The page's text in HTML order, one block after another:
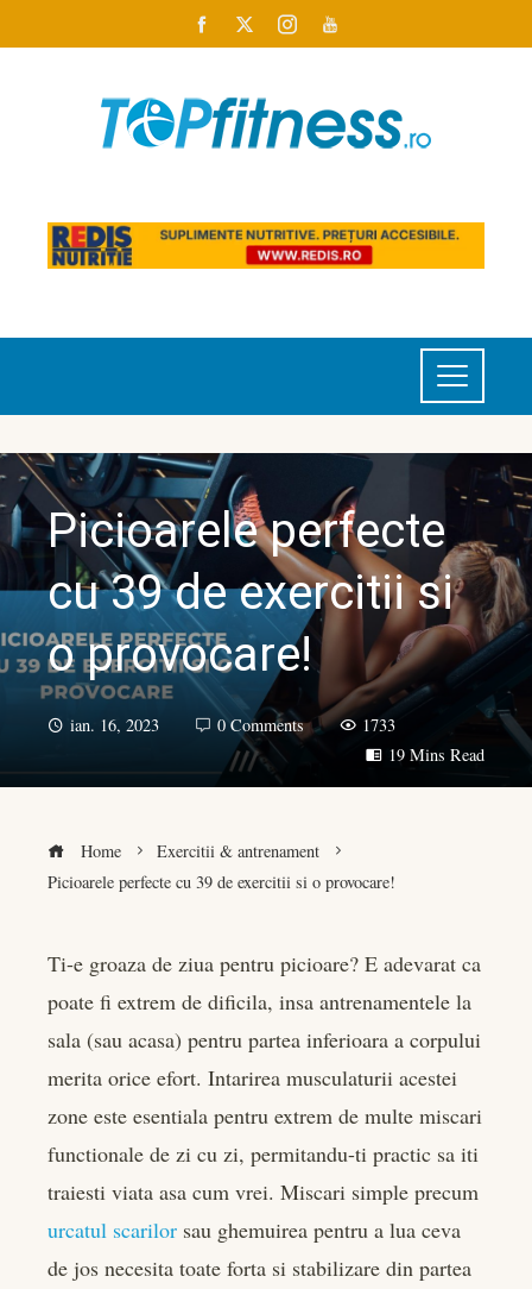
Picioarele perfecte
cu 39 de exercitii si
o provocare!
ian. 16, 2023 0 Comments
1733
19 Mins Read
Home
Exercitii & antrenament
Picioarele perfecte cu 39 de exercitii si o provocare!
Ti-e groaza de ziua pentru picioare? E adevarat ca
poate fi extrem de dificila, insa antrenamentele la
sala (sau acasa) pentru partea inferioara a corpului
merita orice efort. Intarirea musculaturii acestei
zone este esentiala pentru extrem de multe miscari
functionale de zi cu zi, permitandu-ti practic sa iti
traiesti viata asa cum vrei. Miscari simple precum
urcatul scarilor sau ghemuirea pentru a lua ceva
de jos necesita toate forta si stabilizare din partea